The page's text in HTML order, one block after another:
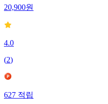
20,900원
4.0
(2)
627 적립